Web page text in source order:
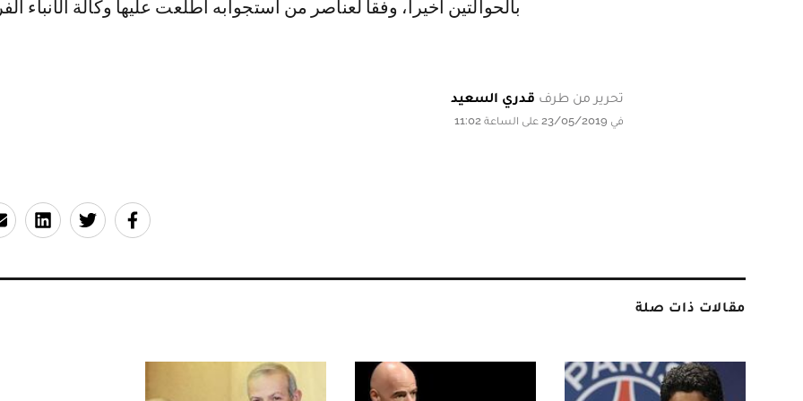
بالحوالتين أخيرا، وفقا لعناصر من استجوابه اطلعت عليها وكالة الأنباء
تحرير من طرف قدري السعيد
في 23/05/2019 على الساعة 11:02
مقالات ذات صلة